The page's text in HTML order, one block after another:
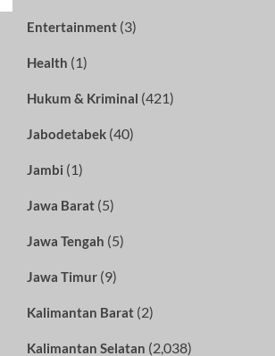
Entertainment(3)
Health (1)
Hukum & Kriminal (421)
Jabodetabek(40)
Jambi (1)
Jawa Barat(5)
Jawa Tengah (5)
Jawa Timur(9)
Kalimantan Barat(2)
Kalimantan Selatan (2,038)